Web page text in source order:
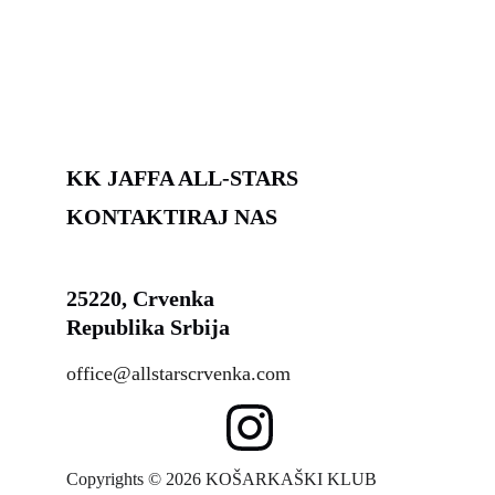
KONTAKTIRAJ NAS
25220, Crvenka
Republika Srbija
KK JAFFA ALL-STARS
office@allstarscrvenka.com
Copyrights © 2026 KOŠARKAŠKI KLUB